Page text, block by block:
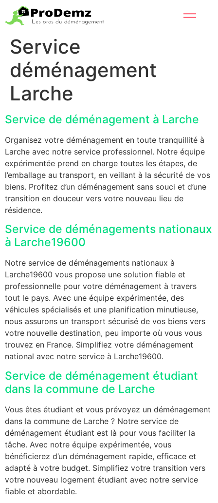
Service
déménagement
Larche
Service de déménagement à Larche
Organisez votre déménagement en toute tranquillité à
Larche avec notre service professionnel. Notre équipe
expérimentée prend en charge toutes les étapes, de
l’emballage au transport, en veillant à la sécurité de vos
biens. Profitez d’un déménagement sans souci et d’une
transition en douceur vers votre nouveau lieu de
résidence.
Service de déménagements nationaux
à Larche19600
Notre service de déménagements nationaux à
Larche19600 vous propose une solution fiable et
professionnelle pour votre déménagement à travers
tout le pays. Avec une équipe expérimentée, des
véhicules spécialisés et une planification minutieuse,
nous assurons un transport sécurisé de vos biens vers
votre nouvelle destination, peu importe où vous vous
trouvez en France. Simplifiez votre déménagement
national avec notre service à Larche19600.
Service de déménagement étudiant
dans la commune de Larche
Vous êtes étudiant et vous prévoyez un déménagement
dans la commune de Larche ? Notre service de
déménagement étudiant est là pour vous faciliter la
tâche. Avec notre équipe expérimentée, vous
bénéficierez d’un déménagement rapide, efficace et
adapté à votre budget. Simplifiez votre transition vers
votre nouveau logement étudiant avec notre service
fiable et abordable.